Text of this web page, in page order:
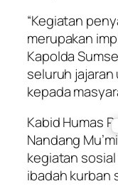
“Kegiatan
merupakan
Kapolda
seluruh
kepada
Kabid Humas
Nandang
kegiatan
ibadah kurban